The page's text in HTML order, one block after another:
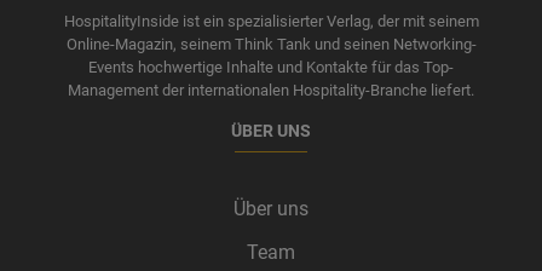
HospitalityInside ist ein spezialisierter Verlag, der mit seinem
Online-Magazin, seinem Think Tank und seinen Networking-
Events hochwertige Inhalte und Kontakte für das Top-
Management der internationalen Hospitality-Branche liefert.
ÜBER UNS
Über uns
Team